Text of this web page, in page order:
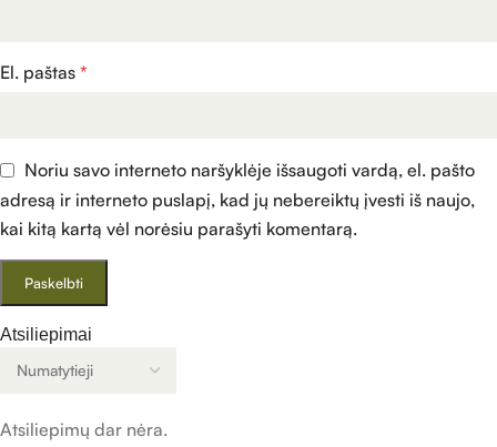
Atsiliepimai
Atsiliepimų dar nėra.
El. paštas *
Noriu savo interneto naršyklėje išsaugoti vardą, el. pašto
adresą ir interneto puslapį, kad jų nebereiktų įvesti iš naujo,
kai kitą kartą vėl norėsiu parašyti komentarą.